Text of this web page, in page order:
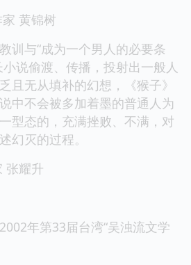
黄锦树
训与“成为一个男人的必要条
说偷渡、传播，投射出一般人
且无从填补的幻想，《猴子》
中不会被多加着墨的普通人为
型态的，充满挫败、不满，对
幻灭的过程。
耀升
年第33届台湾“吴浊流文学